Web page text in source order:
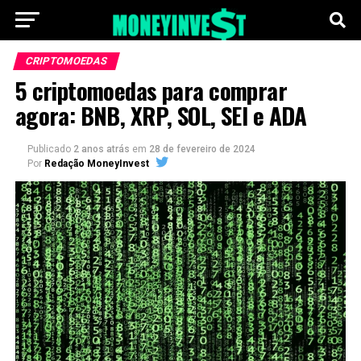
CRIPTOMOEDAS
5 criptomoedas para comprar
agora: BNB, XRP, SOL, SEI e ADA
Publicado 2 anos atrás em 28 de fevereiro de 2024
Por Redação MoneyInvest